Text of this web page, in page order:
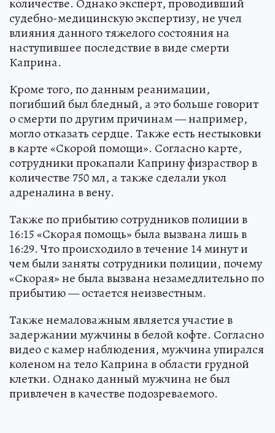
количестве. Однако эксперт, проводивший
судебно-медицинскую экспертизу, не учел
влияния данного тяжелого состояния на
наступившее последствие в виде смерти
Каприна.
Кроме того, по данным реанимации,
погибший был бледный, а это больше говорит
о смерти по другим причинам — например,
могло отказать сердце. Также есть нестыковки
в карте «Скорой помощи». Согласно карте,
сотрудники прокапали Каприну физраствор в
количестве 750 мл, а также сделали укол
адреналина в вену.
Также по прибытию сотрудников полиции в
16:15 «Скорая помощь» была вызвана лишь в
16:29. Что происходило в течение 14 минут и
чем были заняты сотрудники полиции, почему
«Скорая» не была вызвана незамедлительно по
прибытию — остается неизвестным.
Также немаловажным является участие в
задержании мужчины в белой кофте. Согласно
видео с камер наблюдения, мужчина упирался
коленом на тело Каприна в области грудной
клетки. Однако данный мужчина не был
привлечен в качестве подозреваемого.